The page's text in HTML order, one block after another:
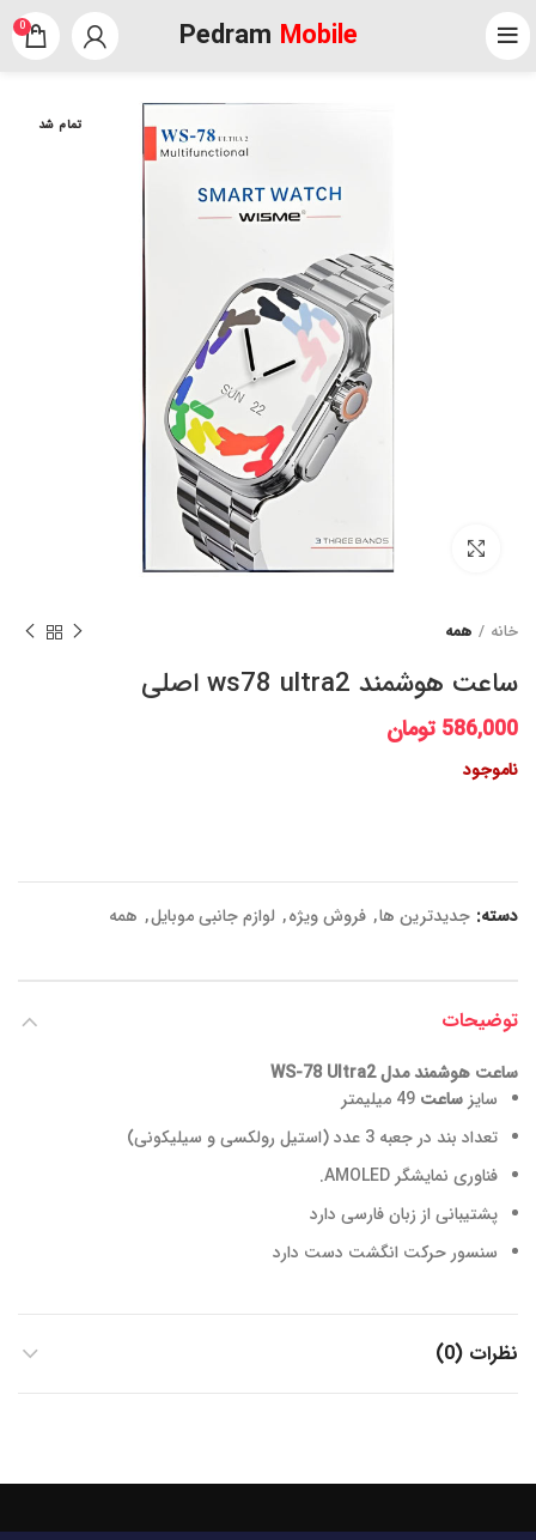
Pedram Mobile
0
تمام شد
برای بزرگنمایی کلیک کنید
خانه همه
ساعت هوشمند ws78 ultra2 اصلی
586,000 تومان
ناموجود
دسته: جدیدترین ها, فروش ویژه, لوازم جانبی موبایل, همه
توضیحات
ساعت هوشمند مدل WS-78 Ultra2
سایز ساعت 49 میلیمتر
تعداد بند در جعبه 3 عدد (استیل رولکسی و سیلیکونی)
فناوری نمایشگر
پشتیبانی از زبان فارسی دارد
سنسور حرکت انگشت دست دارد
نظرات (0)